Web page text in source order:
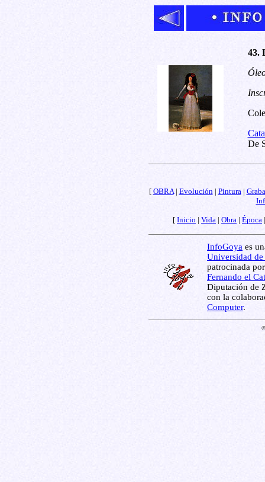
43.
De
[ OBRA| Evolución| Pintura|
[ Inicio | Vida | Obra | Época
InfoGoya es
Universidad de
patrocinada
Fernando el
Diputación de
con la
Computer.